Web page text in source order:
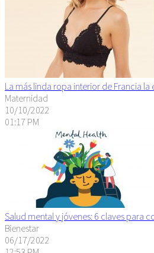
La más linda ropa interior de Francia la
Maternidad
10/10/2022
01:17 PM
Salud mental y jóvenes: 6 claves para
Bienestar
06/17/2022